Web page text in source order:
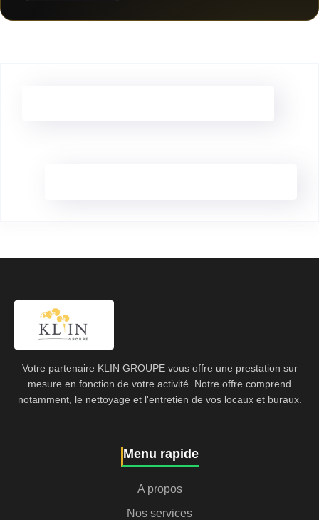
Votre partenaire KLIN GROUPE vous offre une prestation sur
mesure en fonction de votre activité. Notre offre comprend
notamment, le nettoyage et l'entretien de vos locaux et buraux.
Menu rapide
A propos
Nos services